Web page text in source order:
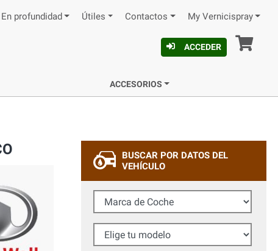
En profundidad Útiles Contactos My Vernicispray
ACCEDER
ACCESORIOS
BUSCAR POR DATOS DEL
VEHÍCULO
Marca de Coche
Elige tu modelo